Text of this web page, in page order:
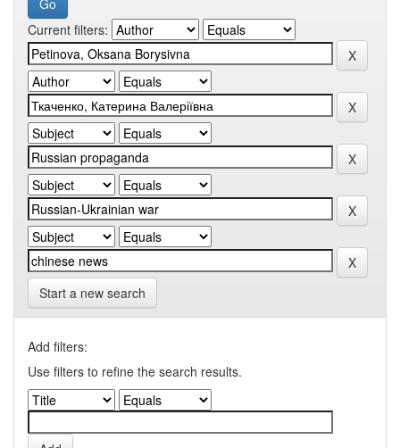
Current filters:
Start a new search
Add filters:
Use filters to refine the search results.